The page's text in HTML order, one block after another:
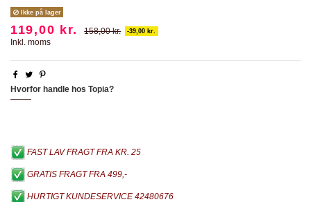
Ikke på lager
119,00 kr. 158,00 kr. -39,00 kr.
Inkl. moms
Hvorfor handle hos Topia?
FAST LAV FRAGT FRA KR. 25
GRATIS FRAGT FRA 499,-
HURTIGT KUNDESERVICE 42480676